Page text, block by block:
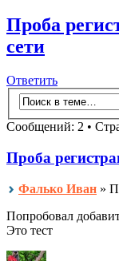
Проба
сети
Ответить
Сообщений: 2 •
Проба
Фалько Иван »
Попробовал
Это тест